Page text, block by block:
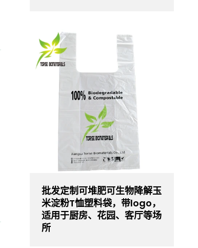
批发定制可堆肥可生物降解玉
米淀粉T恤塑料袋，带logo，
适用于厨房、花园、客厅等场
所